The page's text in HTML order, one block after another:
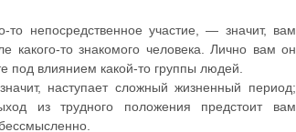
непосредственное участие, — значит, вам
какого-то знакомого человека. Лично вам он
под влиянием какой-то группы людей.
наступает сложный жизненный период;
из трудного положения предстоит вам